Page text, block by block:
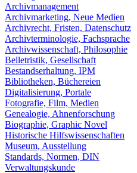
Archivmanagement
Archivmarketing, Neue Medien
Archivrecht, Fristen, Datenschutz
Archivterminologie, Fachsprache
Archivwissenschaft, Philosophie
Belletristik, Gesellschaft
Bestandserhaltung, IPM
Bibliotheken, Büchereien
Digitalisierung, Portale
Fotografie, Film, Medien
Genealogie, Ahnenforschung
Biographie, Graphic Novel
Historische Hilfswissenschaften
Museum, Ausstellung
Standards, Normen, DIN
Verwaltungskunde